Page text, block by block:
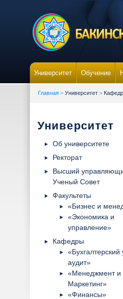
Университет Обучение
Главная > Университет >
Университет
Об университете
Ректорат
Высший
Ученый Совет
Факультеты
«Бизнес и
«Экономика и
управление»
Кафедры
«Бухгалтерский
аудит»
«Менеджмент и
Маркетинг»
«Финансы»